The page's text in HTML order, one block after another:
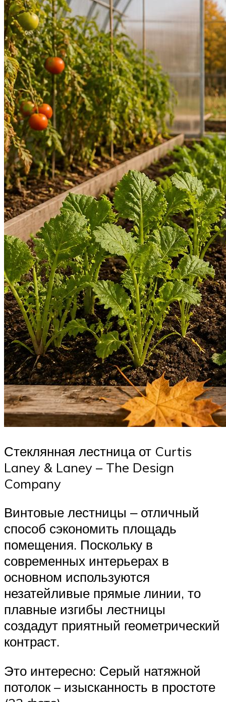
Стеклянная лестница от Curtis
Laney & Laney – The Design
Company
Винтовые лестницы ‒ отличный
способ сэкономить площадь
помещения. Поскольку в
современных интерьерах в
основном используются
незатейливые прямые линии, то
плавные изгибы лестницы
создадут приятный геометрический
контраст.
Это интересно: Серый натяжной
потолок – изысканность в простоте